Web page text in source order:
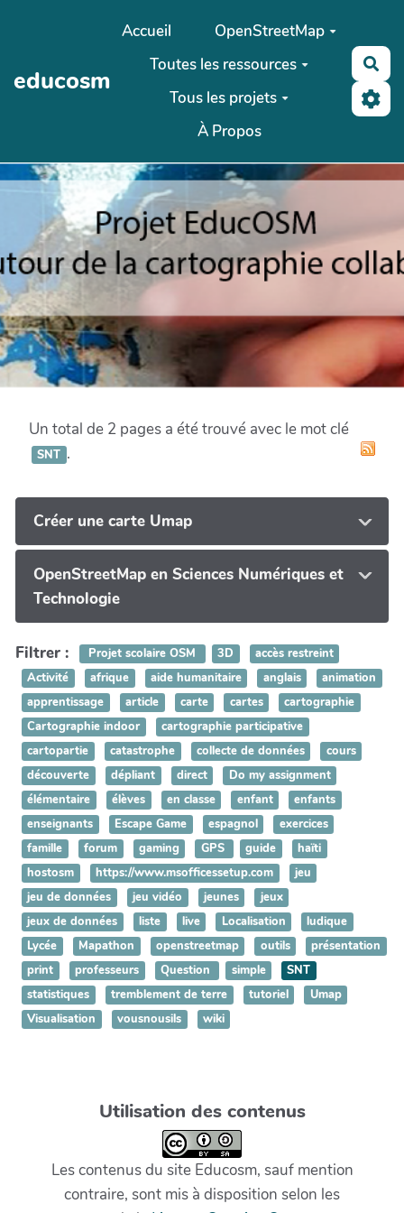
Aller au contenu principal
educosm
Accueil
OpenStreetMap
Toutes les ressources
Tous les projets
À Propos
Un total de 2 pages a été trouvé avec le mot clé
SNT .
Créer une carte Umap
OpenStreetMap en Sciences Numériques et
Technologie
Filtrer : Projet scolaire OSM 3D
accès restreint
Activité
afrique aide humanitaire anglais
animation
apprentissage
article carte cartes
cartographie
Cartographie indoor
cartographie participative
cartopartie
catastrophe collecte de données
cours
découverte
dépliant direct
Do my assignment
élémentaire
élèves en classe enfant
enfants
enseignants
Escape Game espagnol
exercices
famille
forum gaming GPS guide
haïti
hostosm
https://www.msofficessetup.com
jeu
jeu de données
jeu vidéo jeunes
jeux
jeux de données
liste live Localisation
ludique
Lycée
Mapathon openstreetmap outils
présentation
print
professeurs Question simple
SNT
statistiques
tremblement de terre tutoriel
Umap
Visualisation
vousnousils wiki
Utilisation des contenus
Les contenus du site Educosm, sauf mention
contraire, sont mis à disposition selon les